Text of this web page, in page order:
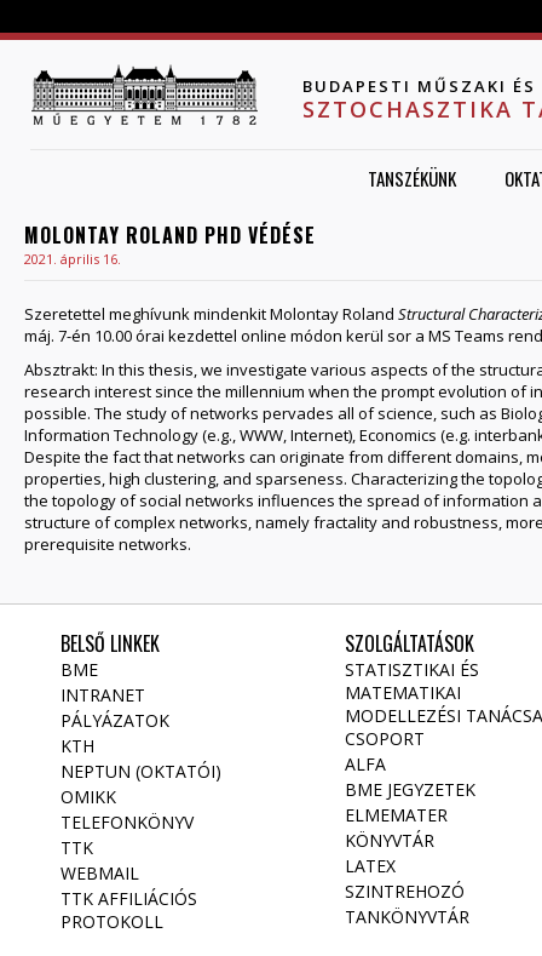
BUDAPESTI MŰSZAKI
SZTOCHASZTIKA
TANSZÉKÜNK
MOLONTAY ROLAND PHD VÉDÉSE
2021. április 16.
Szeretettel meghívunk mindenkit Molontay Roland Structural
máj. 7-én 10.00 órai kezdettel online módon kerül sor a MS Teams
Absztrakt: In this thesis, we investigate various aspects of the
research interest since the millennium when the prompt evolution
possible. The study of networks pervades all of science, such as
Information Technology (e.g., WWW, Internet), Economics (e.g.
Despite the fact that networks can originate from different domains,
properties, high clustering, and sparseness. Characterizing the
the topology of social networks influences the spread of information
structure of complex networks, namely fractality and robustness,
prerequisite networks.
BELSŐ LINKEK
BME
INTRANET
PÁLYÁZATOK
KTH
NEPTUN (OKTATÓI)
OMIKK
TELEFONKÖNYV
TTK
WEBMAIL
TTK AFFILIÁCIÓS
PROTOKOLL
SZOLGÁLTATÁSOK
STATISZTIKAI ÉS
MATEMATIKAI
MODELLEZÉSI
CSOPORT
ALFA
BME JEGYZETEK
ELMEMATER
KÖNYVTÁR
LATEX
SZINTREHOZÓ
TANKÖNYVTÁR